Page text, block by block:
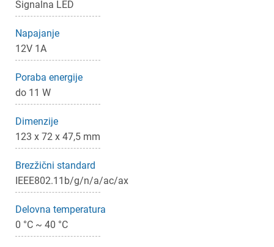
Signalna LED
Napajanje
12V 1A
Poraba energije
do 11 W
Dimenzije
123 x 72 x 47,5 mm
Brezžični standard
IEEE802.11b/g/n/a/ac/ax
Delovna temperatura
0 °C ~ 40 °C